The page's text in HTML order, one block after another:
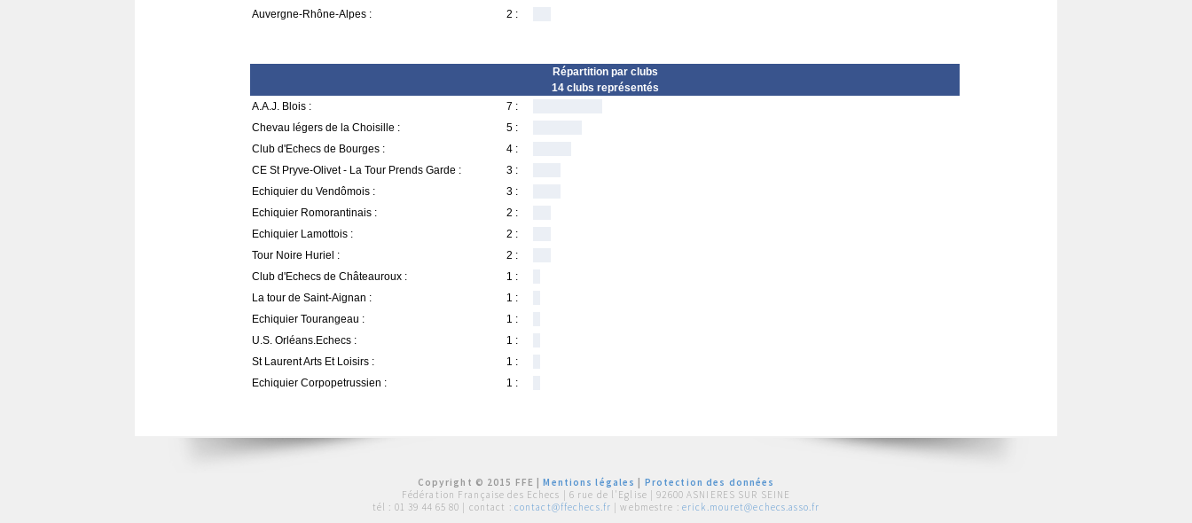
Auvergne-Rhône-Alpes :
2 :
Répartition par clubs
14 clubs représentés
A.A.J. Blois :
7 :
Chevau légers de la Choisille :
5 :
Club d'Echecs de Bourges :
4 :
CE St Pryve-Olivet - La Tour Prends Garde :
3 :
Echiquier du Vendômois :
3 :
Echiquier Romorantinais :
2 :
Echiquier Lamottois :
2 :
Tour Noire Huriel :
2 :
Club d'Echecs de Châteauroux :
1 :
La tour de Saint-Aignan :
1 :
Echiquier Tourangeau :
1 :
U.S. Orléans.Echecs :
1 :
St Laurent Arts Et Loisirs :
1 :
Echiquier Corpopetrussien :
1 :
Copyright © 2015 FFE |Mentions légales
Protection des données
Fédération Française des Echecs | 6 rue de l'Eglise | 92600 ASNIERES SUR SEINE
tél : 01 39 44 65 80 | contact : contact@ffechecs.fr | webmestre : erick.mouret@echecs.asso.fr